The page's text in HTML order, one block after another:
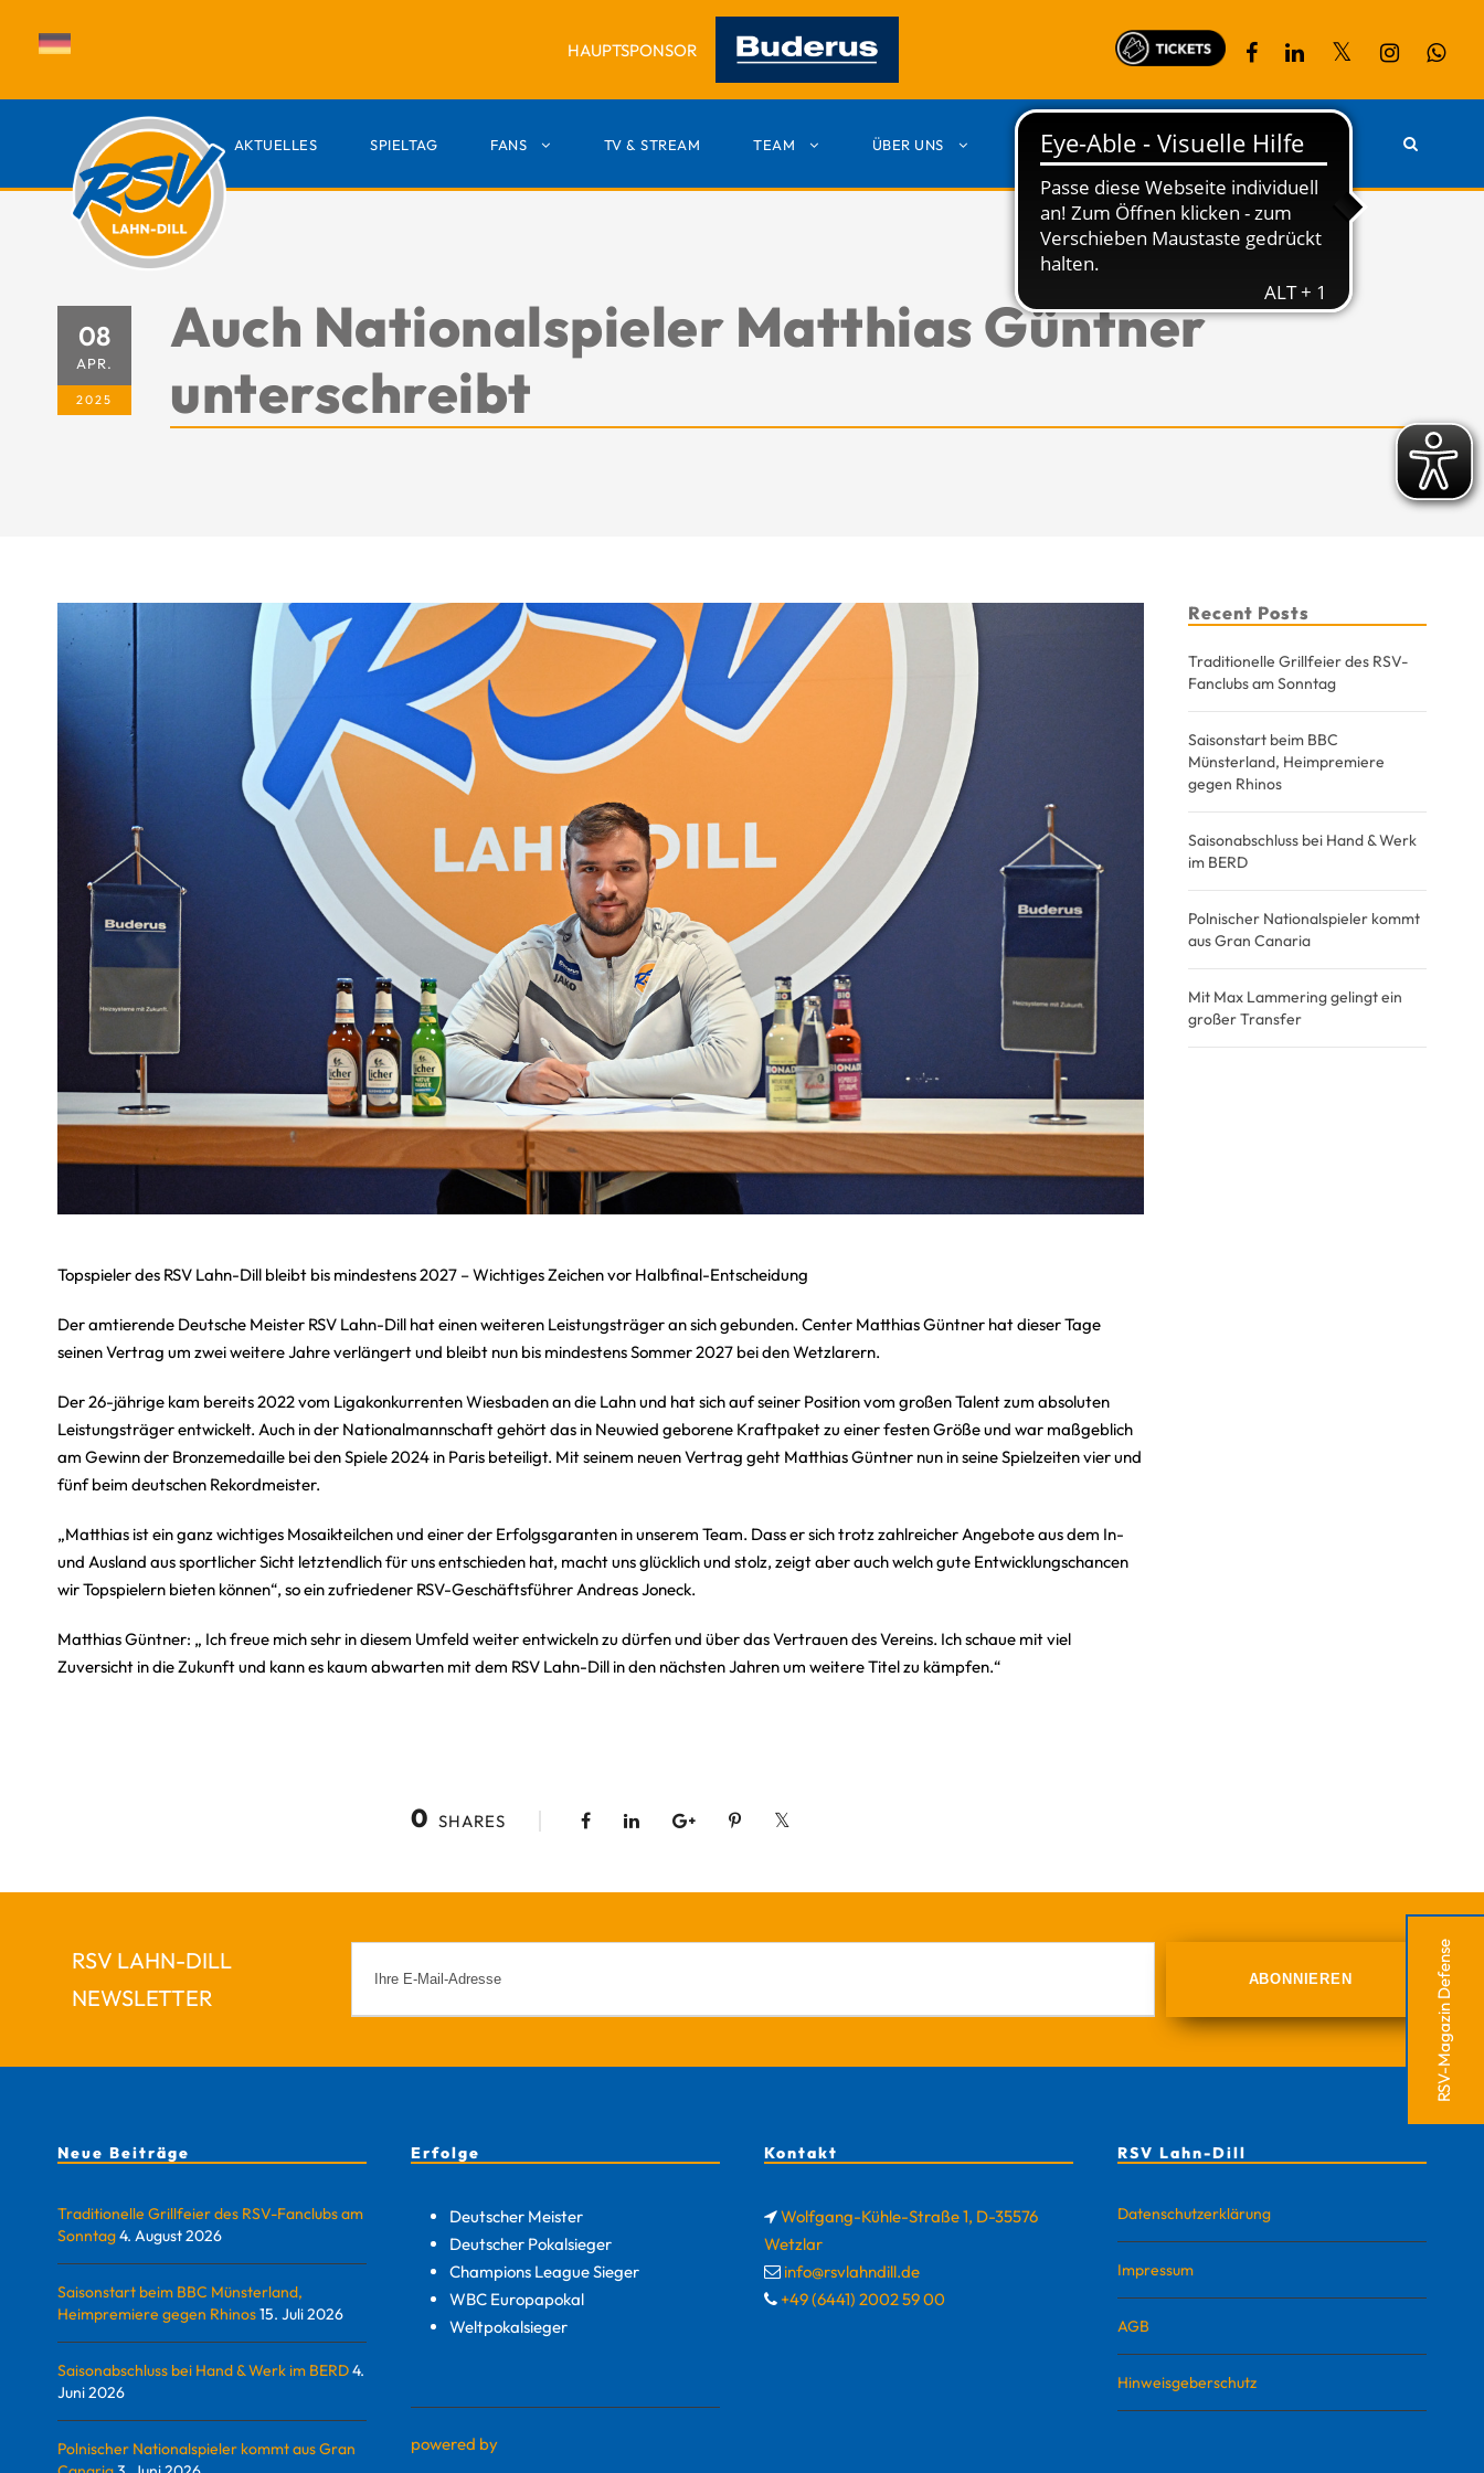
HAUPTSPONSOR
AKTUELLES SPIELTAG FANS TV & STREAM TEAM ÜBER UNS PARTNER KONTAKT
08
APR.
2025
Auch Nationalspieler Matthias Güntner
unterschreibt
Topspieler des RSV Lahn-Dill bleibt bis mindestens 2027 – Wichtiges Zeichen vor Halbfinal-Entscheidung
Der amtierende Deutsche Meister RSV Lahn-Dill hat einen weiteren Leistungsträger an sich gebunden. Center Matthias Güntner hat dieser Tage
seinen Vertrag um zwei weitere Jahre verlängert und bleibt nun bis mindestens Sommer 2027 bei den Wetzlarern.
Der 26-jährige kam bereits 2022 vom Ligakonkurrenten Wiesbaden an die Lahn und hat sich auf seiner Position vom großen Talent zum absoluten
Leistungsträger entwickelt. Auch in der Nationalmannschaft gehört das in Neuwied geborene Kraftpaket zu einer festen Größe und war maßgeblich
am Gewinn der Bronzemedaille bei den Spiele 2024 in Paris beteiligt. Mit seinem neuen Vertrag geht Matthias Güntner nun in seine Spielzeiten vier und
fünf beim deutschen Rekordmeister.
„Matthias ist ein ganz wichtiges Mosaikteilchen und einer der Erfolgsgaranten in unserem Team. Dass er sich trotz zahlreicher Angebote aus dem In-
und Ausland aus sportlicher Sicht letztendlich für uns entschieden hat, macht uns glücklich und stolz, zeigt aber auch welch gute Entwicklungschancen
wir Topspielern bieten können“, so ein zufriedener RSV-Geschäftsführer Andreas Joneck.
Matthias Güntner: „ Ich freue mich sehr in diesem Umfeld weiter entwickeln zu dürfen und über das Vertrauen des Vereins. Ich schaue mit viel
Zuversicht in die Zukunft und kann es kaum abwarten mit dem RSV Lahn-Dill in den nächsten Jahren um weitere Titel zu kämpfen.“
0 SHARES
Recent Posts
Traditionelle Grillfeier des RSV-
Fanclubs am Sonntag
Saisonstart beim BBC
Münsterland, Heimpremiere
gegen Rhinos
Saisonabschluss bei Hand & Werk
im BERD
Polnischer Nationalspieler kommt
aus Gran Canaria
Mit Max Lammering gelingt ein
großer Transfer
RSV LAHN-DILL
NEWSLETTER
Neue Beiträge
Traditionelle Grillfeier des RSV-Fanclubs am
Sonntag4. August 2026
Saisonstart beim BBC Münsterland,
Heimpremiere gegen Rhinos15. Juli 2026
Saisonabschluss bei Hand & Werk im BERD4.
Juni 2026
Polnischer Nationalspieler kommt aus Gran
Erfolge
Deutscher Meister
Deutscher Pokalsieger
Champions League Sieger
WBC Europapokal
Weltpokalsieger
powered by
Kontakt
Wolfgang-Kühle-Straße 1, D-35576
Wetzlar
info@rsvlahndill.de
+49 (6441) 2002 59 00
RSV Lahn-Dill
Datenschutzerklärung
Impressum
AGB
Hinweisgeberschutz
RSV-Magazin Defense